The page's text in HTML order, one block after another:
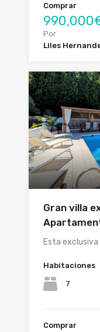
Comprar
Por
Liles
Gran villa
Esta
Habitaciones
7
Comprar